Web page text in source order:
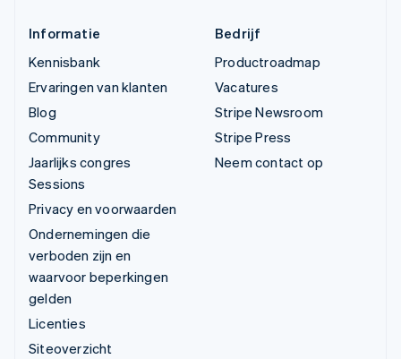
Informatie
Kennisbank
Ervaringen van klanten
Blog
Community
Jaarlijks congres
Sessions
Privacy en voorwaarden
Ondernemingen die
verboden zijn en
waarvoor beperkingen
gelden
Licenties
Siteoverzicht
Bedrijf
Productroadmap
Vacatures
Stripe Newsroom
Stripe Press
Neem contact op